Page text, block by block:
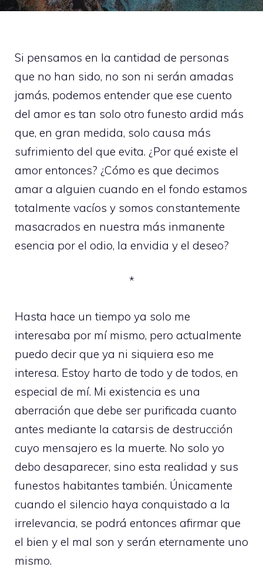
Si pensamos en la cantidad de personas
que no han sido, no son ni serán amadas
jamás, podemos entender que ese cuento
del amor es tan solo otro funesto ardid más
que, en gran medida, solo causa más
sufrimiento del que evita. ¿Por qué existe el
amor entonces? ¿Cómo es que decimos
amar a alguien cuando en el fondo estamos
totalmente vacíos y somos constantemente
masacrados en nuestra más inmanente
esencia por el odio, la envidia y el deseo?
*
Hasta hace un tiempo ya solo me
interesaba por mí mismo, pero actualmente
puedo decir que ya ni siquiera eso me
interesa. Estoy harto de todo y de todos, en
especial de mí. Mi existencia es una
aberración que debe ser purificada cuanto
antes mediante la catarsis de destrucción
cuyo mensajero es la muerte. No solo yo
debo desaparecer, sino esta realidad y sus
funestos habitantes también. Únicamente
cuando el silencio haya conquistado a la
irrelevancia, se podrá entonces afirmar que
el bien y el mal son y serán eternamente uno
mismo.